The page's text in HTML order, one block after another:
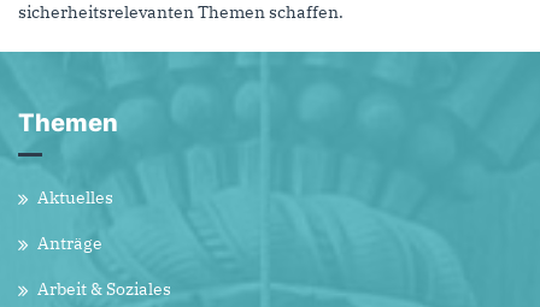
sicherheitsrelevanten Themen schaffen.
Themen
Aktuelles
Anträge
Arbeit & Soziales